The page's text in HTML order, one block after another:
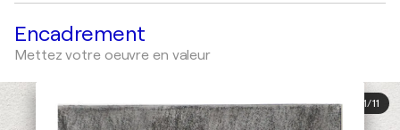
Encadrement
Mettez votre oeuvre en valeur
1/11